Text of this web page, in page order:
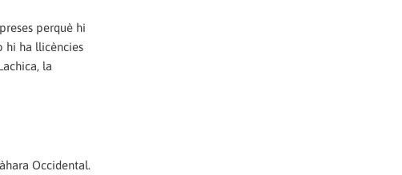
perquè hi
hi ha llicències
la
Occidental.